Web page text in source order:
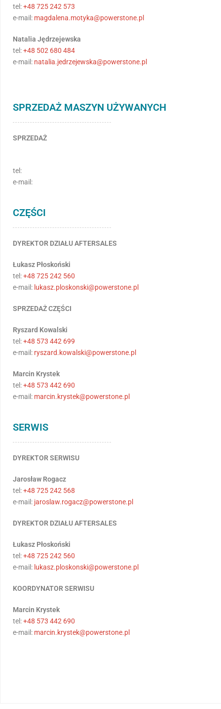
tel:+48 725 242 573
e-mail: magdalena.motyka@powerstone.pl
Natalia Jędrzejewska
tel:+48 502 680 484
e-mail: natalia.jedrzejewska@powerstone.pl
SPRZEDAŻ MASZYN UŻYWANYCH
SPRZEDAŻ
tel:
e-mail:
CZĘŚCI
DYREKTOR DZIAŁU AFTERSALES
Łukasz Płoskoński
tel:+48 725 242 560
e-mail: lukasz.ploskonski@powerstone.pl
SPRZEDAŻ CZĘŚCI
Ryszard Kowalski
tel:+48 573 442 699
e-mail: ryszard.kowalski@powerstone.pl
Marcin Krystek
tel:+48 573 442 690
e-mail: marcin.krystek@powerstone.pl
SERWIS
DYREKTOR SERWISU
Jarosław Rogacz
tel:+48 725 242 568
e-mail: jaroslaw.rogacz@powerstone.pl
DYREKTOR DZIAŁU AFTERSALES
Łukasz Płoskoński
tel:+48 725 242 560
e-mail: lukasz.ploskonski@powerstone.pl
KOORDYNATOR SERWISU
Marcin Krystek
tel:+48 573 442 690
e-mail: marcin.krystek@powerstone.pl